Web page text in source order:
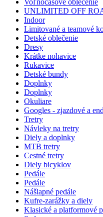
Voľnočasové oblečenie
UNLIMITED OFF
Indoor
Limitované a teamové
Detské oblečenie
Dresy
Krátke nohavice
Rukavice
Detské bundy
Doplnky
Doplnky
Okuliare
Googles - zjazdové a
Tretry
Návleky na tretry
Diely a doplnky
MTB tretry
Cestné tretry
Diely bicyklov
Pedále
Pedále
Nášlapné pedále
Kufre-zarážky a diely
Klasické a platformové